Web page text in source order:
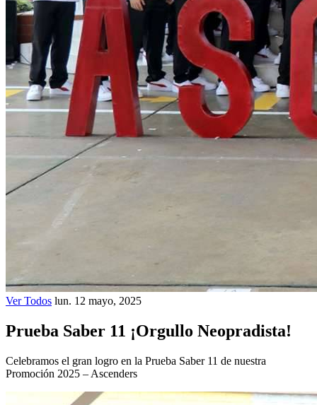
Ver Todos lun. 12 mayo, 2025
Prueba Saber 11 ¡Orgullo Neopradista!
Celebramos el gran logro en la Prueba Saber 11 de nuestra
Promoción 2025 – Ascenders